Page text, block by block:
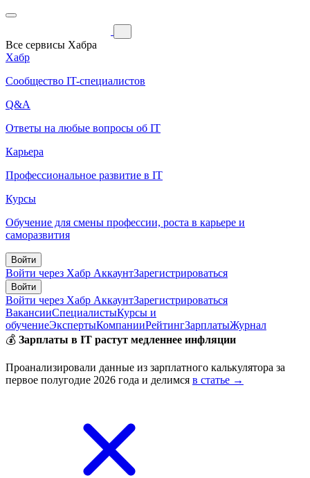
Все сервисы Хабра
Хабр
Сообщество IT-специалистов
Q&A
Ответы на любые вопросы об IT
Карьера
Профессиональное развитие в IT
Курсы
Обучение для смены профессии, роста в карьере и
саморазвития
Войти
Войти через Хабр АккаунтЗарегистрироваться
Войти
Войти через Хабр АккаунтЗарегистрироваться
ВакансииСпециалистыКурсы и
обучениеЭкспертыКомпанииРейтингЗарплатыЖурнал
💰 Зарплаты в IT растут медленнее инфляции
Проанализировали данные из зарплатного калькулятора за
первое полугодие 2026 года и делимся в статье →